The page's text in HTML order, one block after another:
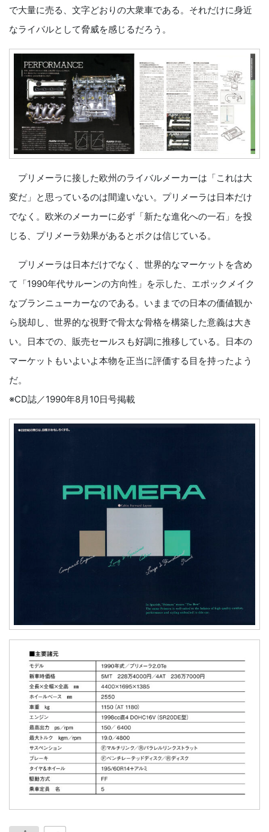
で大量に売る、文字どおりの大衆車である。それだけに身近
なライバルとして脅威を感じるだろう。
プリメーラに接した欧州のライバルメーカーは「これは大
変だ」と思っているのは間違いない。プリメーラは日本だけ
でなく。欧米のメーカーに必ず「新たな進化への一石」を投
じる、プリメーラ効果があるとボクは信じている。
プリメーラは日本だけでなく、世界的なマーケットを含め
て「1990年代サルーンの方向性」を示した、エポックメイク
なブランニューカーなのである。いままでの日本の価値観か
ら脱却し、世界的な視野で骨太な骨格を構築した意義は大き
い。日本での、販売セールスも好調に推移している。日本の
マーケットもいよいよ本物を正当に評価する目を持ったよう
だ。
※CD誌／1990年8月10日号掲載